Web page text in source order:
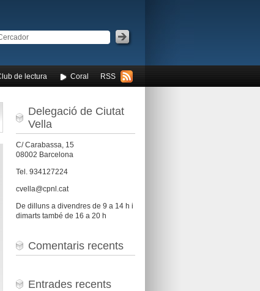
RSS
de lectura Coral
Delegació de Ciutat
Vella
C/ Carabassa, 15
08002 Barcelona
Tel. 934127224
cvella@cpnl.cat
De dilluns a divendres de 9 a 14 h i
dimarts també de 16 a 20 h
Comentaris recents
Entrades recents